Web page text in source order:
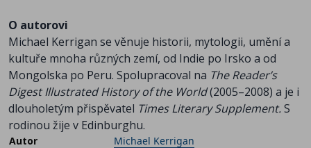
O autorovi
Michael Kerrigan se věnuje historii, mytologii, umění a
kultuře mnoha různých zemí, od Indie po Irsko a od
Mongolska po Peru. Spolupracoval na The Reader’s
Digest Illustrated History of the World(2005–2008) a je i
dlouholetým přispěvatel Times Literary Supplement. S
rodinou žije v Edinburghu.
Autor
Michael Kerrigan